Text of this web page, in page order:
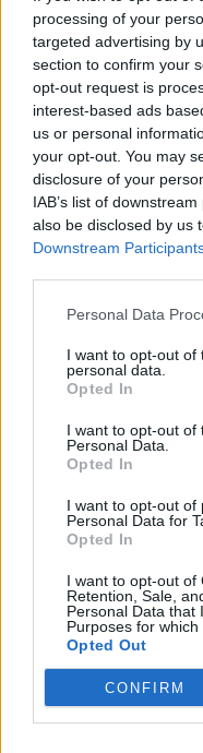
processing of your
targeted advertising by
section to confirm your
opt-out request is
interest-based ads
us or personal
your opt-out. You may
disclosure of your
IAB’s list of
also be disclosed by us
Downstream
Personal Data
I want to opt-out of
personal data.
Opted In
I want to opt-out of
Personal Data.
Opted In
I want to opt-out of
Personal Data for
Opted In
I want to opt-out of
Retention, Sale,
Personal Data that
Purposes for which
Opted Out
CONFIRM
IL RILANCIO
Pronti alla
Mobility
16/07/2019
LA RELAZIONE
Energia
Italia paga le
d'Europa
Pil, ottavo
consecutivo con
10/08/2013
Lazio, nel 2012
tecnologici
14/04/2013
Lego, presto la
24/03/2013